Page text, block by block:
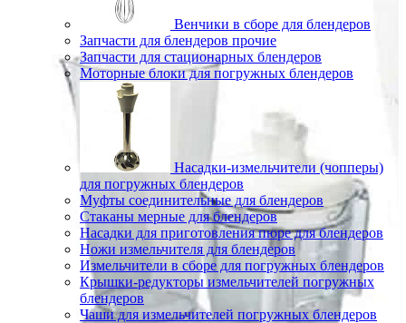
Венчики в сборе для блендеров
Запчасти для блендеров прочие
Запчасти для стационарных блендеров
Моторные блоки для погружных блендеров
Насадки-измельчители (чопперы)
для погружных блендеров
Муфты соединительные для блендеров
Стаканы мерные для блендеров
Насадки для приготовления пюре для блендеров
Ножи измельчителя для блендеров
Измельчители в сборе для погружных блендеров
Крышки-редукторы измельчителей погружных
блендеров
Чаши для измельчителей погружных блендеров